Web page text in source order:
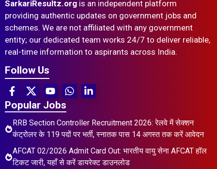
SarkariResultz.org is an independent platform
providing authentic updates on government jobs and
schemes. We are not affiliated with any government
entity; our dedicated team works 24/7 to deliver reliable,
real-time information to aspirants across India.
Follow Us
Popular Jobs
RRB Section Controller Recruitment 2026: रेलवे में सेक्शन
कंट्रोलर के 119 पदों पर भर्ती, स्नातक पास 14 अगस्त तक करें आवेदन
AFCAT 02/2026 Admit Card Out: भारतीय वायु सेना AFCAT हॉल
टिकट जारी, यहाँ से करें डायरेक्ट डाउनलोड